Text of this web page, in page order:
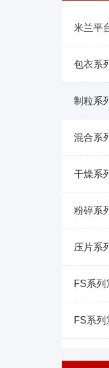
米兰平
包衣系
制粒系
混合系
干燥系
粉碎系
压片系
FS系列
FS系列